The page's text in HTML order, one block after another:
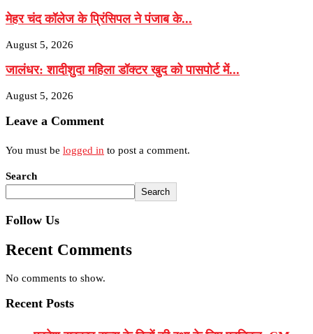
मेहर चंद कॉलेज के प्रिंसिपल ने पंजाब के...
August 5, 2026
जालंधर: शादीशुदा महिला डॉक्टर खुद को पासपोर्ट में...
August 5, 2026
Leave a Comment
You must be logged in to post a comment.
Search
Search
Follow Us
Recent Comments
No comments to show.
Recent Posts